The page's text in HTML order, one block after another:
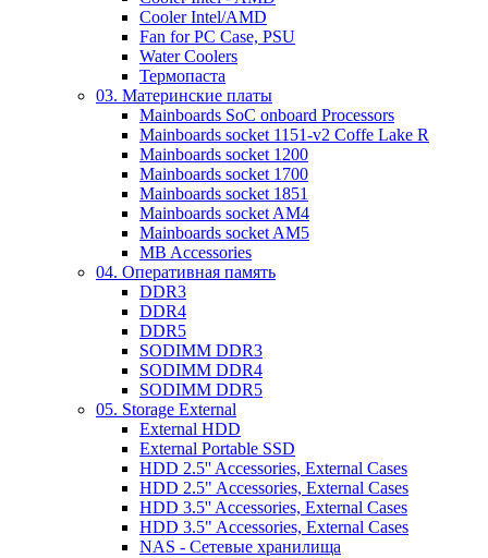
Cooler Intel/AMD
Fan for PC Case, PSU
Water Coolers
Термопаста
03. Материнские платы
Mainboards SoC onboard Processors
Mainboards socket 1151-v2 Coffe Lake R
Mainboards socket 1200
Mainboards socket 1700
Mainboards socket 1851
Mainboards socket AM4
Mainboards socket AM5
MB Accessories
04. Оперативная память
DDR3
DDR4
DDR5
SODIMM DDR3
SODIMM DDR4
SODIMM DDR5
05. Storage External
External HDD
External Portable SSD
HDD 2.5'' Accessories, External Cases
HDD 2.5" Accessories, External Cases
HDD 3.5'' Accessories, External Cases
HDD 3.5" Accessories, External Cases
NAS - Сетевые хранилища